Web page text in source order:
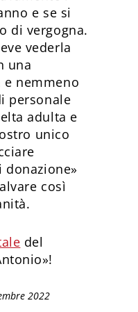
e se si
di vergogna.
vederla
una
e nemmeno
personale
adulta e
unico
donazione»
così
del
2022